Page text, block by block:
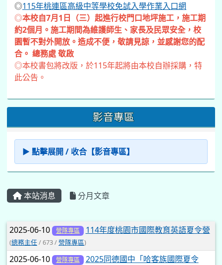
◎115年桃連區高級中等學校免試入學作業入口網
◎本校自7月1日（三）起進行校門口地坪施工，施工期
約2個月。施工期間為維護師生、家長及民眾安全，校
園暫不對外開放。造成不便，敬請見諒，並感謝您的配
合。 總務處 敬啟
◎本校書包將改版，於115年起將由本校自辦採購，特
此公告。
影音專區
▶ 點擊展開 / 收合【影音專區】
本站消息 分月文章
文章列表
2025-06-10 營隊專區 114年度桃園市國際教育英語夏令營
(總務主任/ 673 /營隊專區)
2025-06-10 營隊專區
2025同德國中「哈客族國際夏令